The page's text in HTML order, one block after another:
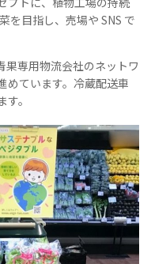
を目指し、売場や SNS で
果専用物流会社のネットワ
めています。冷蔵配送車
。